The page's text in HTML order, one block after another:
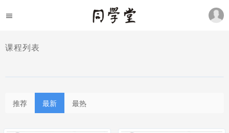
课程列表
推荐 最新 最热